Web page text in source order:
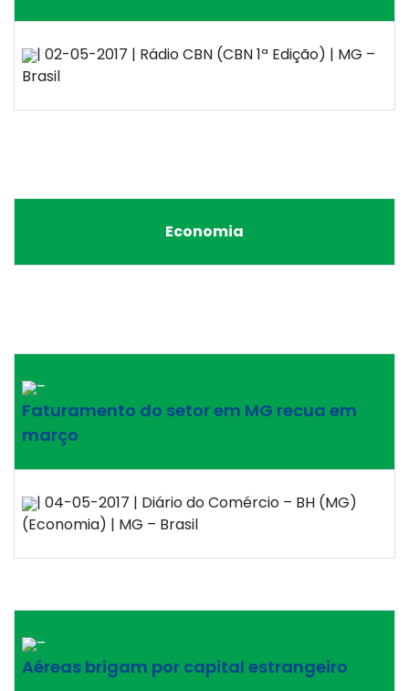
| 02-05-2017 | Rádio CBN (CBN 1ª Edição) | MG –
Brasil
Economia
–
Faturamento do setor em MG recua em
março
| 04-05-2017 | Diário do Comércio – BH (MG)
(Economia) | MG – Brasil
–
Aéreas brigam por capital estrangeiro